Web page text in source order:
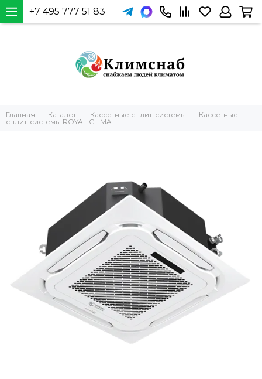
+7 495 777 51 83
Главная Каталог Кассетные сплит-системы
Кассетные
сплит-системы ROYAL CLIMA